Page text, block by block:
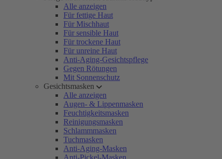
Alle anzeigen
Für fettige Haut
Für Mischhaut
Für sensible Haut
Für trockene Haut
Für unreine Haut
Anti-Aging-Gesichtspflege
Gegen Rötungen
Mit Sonnenschutz
Gesichtsmasken
Alle anzeigen
Augen- & Lippenmasken
Feuchtigkeitsmasken
Reinigungsmasken
Schlammmasken
Tuchmasken
Anti-Aging-Masken
Anti-Pickel-Masken